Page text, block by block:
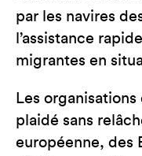
par les navires
l’assistance
migrantes en
Les
plaidé sans
européenne, des